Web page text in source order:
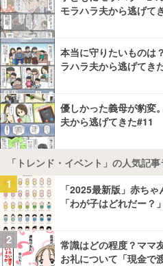
モラハラ夫から逃げて
本当に守りたいものは
ラハラ夫から逃げてき
優しかった義母が豹変
夫から逃げてきた#11
「トレンド・イベント」の人気記
1
「2025最新版」赤ち
「わが子はどれだー？
2
常識はどの程度？ママ
お礼について「現金で